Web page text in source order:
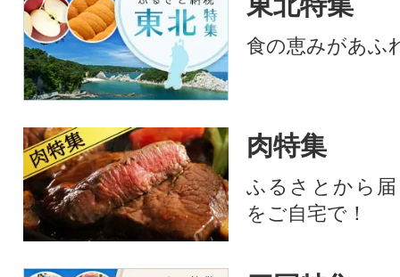
食の恵みがあふ
肉特集
ふるさとから
をご自宅で！